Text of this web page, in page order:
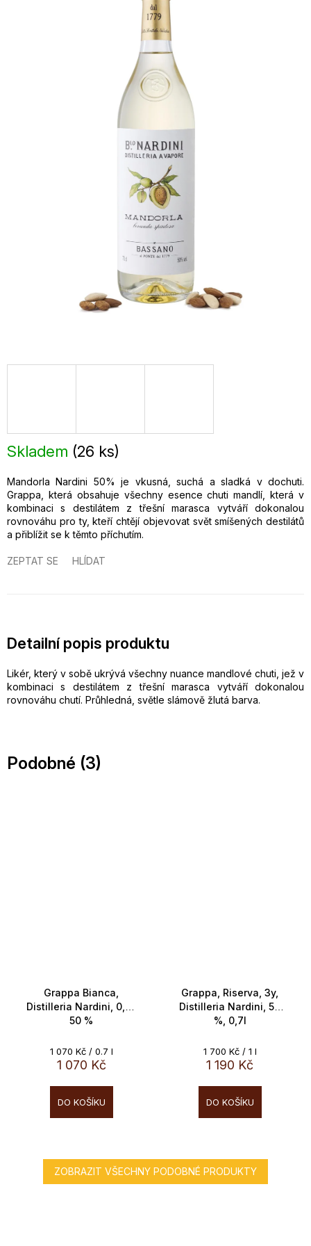
Skladem (26 ks)
Mandorla Nardini 50% je vkusná, suchá a sladká v dochuti.
Grappa, která obsahuje všechny esence chuti mandlí, která v
kombinaci s destilátem z třešní marasca vytváří dokonalou
rovnováhu pro ty, kteří chtějí objevovat svět smíšených destilátů
a přiblížit se k těmto příchutím.
ZEPTAT SE HLÍDAT
Detailní popis produktu
Likér, který v sobě ukrývá všechny nuance mandlové chuti, jež v
kombinaci s destilátem z třešní marasca vytváří dokonalou
rovnováhu chutí. Průhledná, světle slámově žlutá barva.
Podobné (3)
Grappa Bianca,
Distilleria Nardini, 0,7l,
50 %
1 070 Kč
Měrná
cena:
1 070 Kč / 0.7 l
DO KOŠÍKU
Grappa, Riserva, 3y,
Distilleria Nardini, 50
%, 0,7l
1 190 Kč
Měrná
cena:
1 700 Kč / 1 l
DO KOŠÍKU
ZOBRAZIT VŠECHNY PODOBNÉ PRODUKTY